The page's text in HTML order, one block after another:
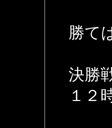
勝て
決勝
１２